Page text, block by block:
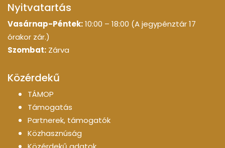
Nyitvatartás
Vasárnap-Péntek:10:00 – 18:00 (A jegypénztár 17
órakor zár.)
Szombat: Zárva
Közérdekű
TÁMOP
Támogatás
Partnerek, támogatók
Közhasznúság